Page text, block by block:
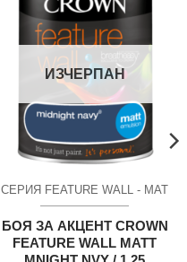
ИЗЧЕРПАН
СЕРИЯ FEATURE WALL - МАТ
БОЯ ЗА АКЦЕНТ CROWN
FEATURE WALL MATT